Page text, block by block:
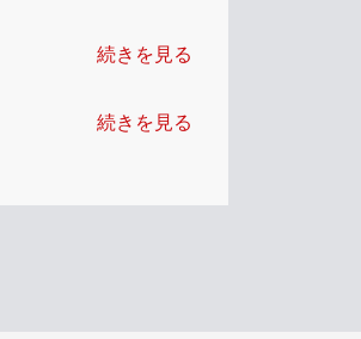
続きを見る
続きを見る